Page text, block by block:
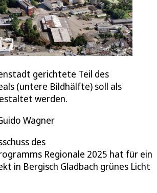
gerichtete Teil des
(untere Bildhälfte) soll als
werden.
Wagner
des
Regionale 2025 hat für ein
in Bergisch Gladbach grünes Licht